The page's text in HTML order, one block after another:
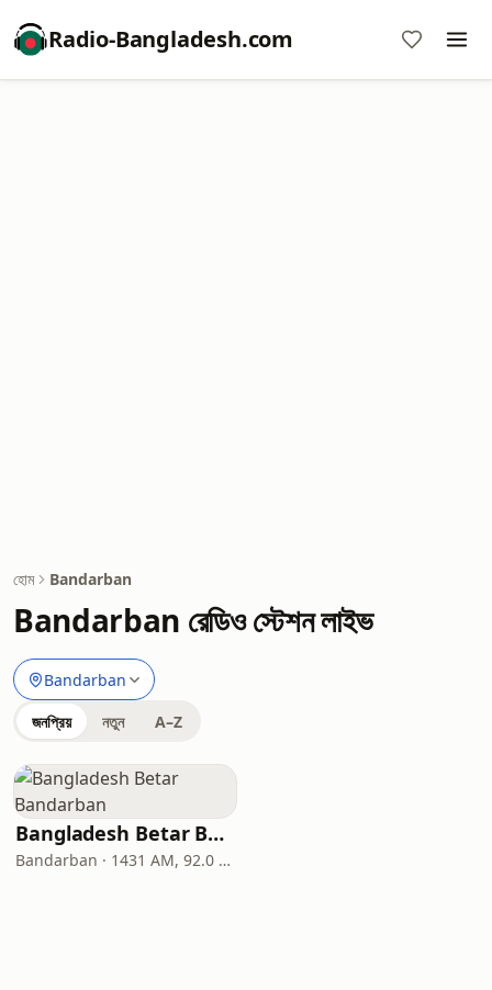
Radio-Bangladesh.com
হোম Bandarban
Bandarban রেডিও স্টেশন লাইভ
Bandarban
জনপ্রিয় নতুন A–Z
Bangladesh Betar Bandarban
Bandarban · 1431 AM, 92.0 FM